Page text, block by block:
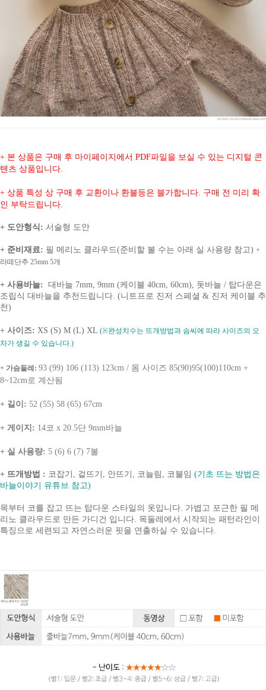
+ 본 상품은 구매 후 마이페이지에서 PDF파일을 보실 수 있는 디지털 콘
텐츠 상품입니다.
+ 상품 특성 상 구매 후 교환이나 환불등은 블가합니다. 구매 전 미리 확
인 부탁드립니다.
+ 도안형식: 서술형 도안
+ 준비재료: 필 메리노 클라우드(준비할 볼 수는 아래 실 사용량 참고) +
라떼단추 25mm 5개
+ 사용바늘: 대바늘 7mm, 9mm (케이블 40cm, 60cm), 돗바늘 / 탑다운은
조립식 대바늘을 추천드립니다. (니트프로 진저 스페셜 & 진저 케이블 추
천)
+ 사이즈: XS (S) M (L) XL (※완성치수는 뜨개방법과 솜씨에 따라 사이즈의 오
차가 생길 수 있습니다.)
+ 가슴둘레: 93 (99) 106 (113) 123cm / 몸 사이즈 85(90)95(100)110cm +
8~12cm로 계산됨
+ 길이: 52 (55) 58 (65) 67cm
+ 게이지: 14코 x 20.5단 9mm바늘
+ 실 사용량: 5 (6) 6 (7) 7볼
+ 뜨개방법 : 코잡기, 겉뜨기, 안뜨기, 코늘림, 코불임 (기초 뜨는 방법은
바늘이야기 유튜브 참고)
목부터 코를 잡고 뜨는 탑다운 스타일의 옷입니다. 가볍고 포근한 필 메
리노 클라우드로 만든 가디건 입니다. 목둘레에서 시작되는 패턴라인이
특징으로 세련되고 자연스러운 핏을 연출하실 수 있습니다.